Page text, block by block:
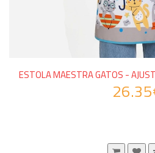
ESTOLA MAESTRA GATOS -